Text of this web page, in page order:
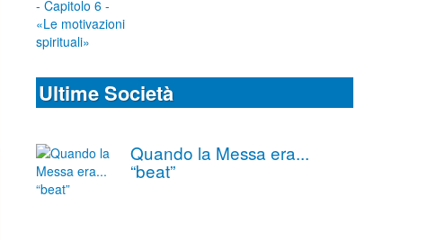
Ultime Società
Quando la Messa era...
“beat”